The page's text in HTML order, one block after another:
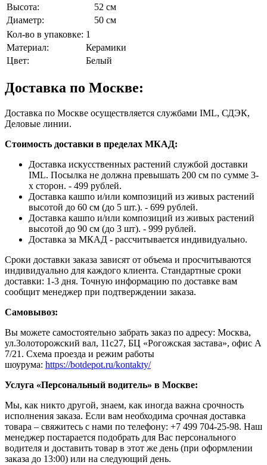
Высота:
52 см
Диаметр:
50 см
Кол-во в упаковке: 1
Материал:
Керамики
Цвет:
Белый
Доставка по Москве:
Доставка по Москве осуществляется службами IML, СДЭК,
Деловые линии.
Стоимость доставки в пределах МКАД:
Доставка искусственных растений службой доставки
IML. Посылка не должна превышать 200 см по сумме 3-
х сторон. - 499 рублей.
Доставка кашпо и/или композиций из живых растений
высотой до 60 см (до 5 шт.). - 699 рублей.
Доставка кашпо и/или композиций из живых растений
высотой до 90 см (до 3 шт). - 999 рублей.
Доставка за МКАД - рассчитывается индивидуально.
Сроки доставки заказа зависят от объема и просчитываются
индивидуально для каждого клиента. Стандартные сроки
доставки: 1-3 дня. Точную информацию по доставке вам
сообщит менеджер при подтверждении заказа.
Самовывоз:
Вы можете самостоятельно забрать заказ по адресу: Москва,
ул.Золоторожский вал, 11с27, БЦ «Рогожская застава», офис А
7/21. Схема проезда и режим работы
шоурума: https://botdepot.ru/kontakty/
Услуга «Персональный водитель» в Москве:
Мы, как никто другой, знаем, как иногда важна срочность
исполнения заказа. Если вам необходима срочная доставка
товара – свяжитесь с нами по телефону: +7 499 704-25-98. Наш
менеджер постарается подобрать для Вас персонального
водителя и доставить товар в этот же день (при оформлении
заказа до 13:00) или на следующий день.